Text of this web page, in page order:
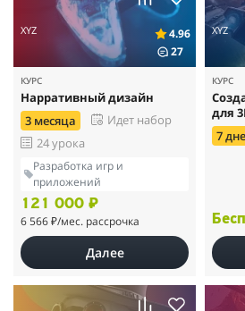
XYZ
4.96
27
КУРС
Нарративный дизайн
3 месяца
Идет набор
24 урока
Разработка игр и
приложений
121 000 ₽
6 566 ₽/мес. рассрочка
Далее
XYZ
КУРС
для
7